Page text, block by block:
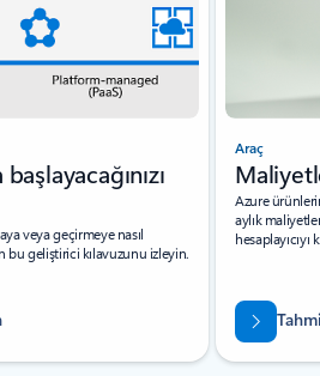
veya geçirmeye nasıl
bu geliştirici kılavuzunu izleyin.
Araç
Azure
aylık
hesaplayıcıyı